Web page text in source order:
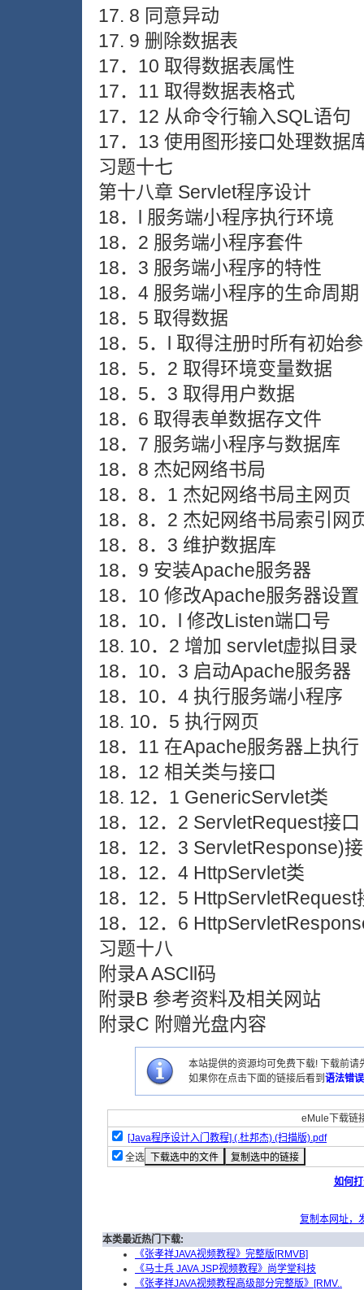
17. 8 同意异动
17. 9 删除数据表
17．10 取得数据表属性
17．11 取得数据表格式
17．12 从命令行输入SQL语句
17．13 使用图形接口处理数据
习题十七
第十八章 Servlet程序设计
18．l 服务端小程序执行环境
18．2 服务端小程序套件
18．3 服务端小程序的特性
18．4 服务端小程序的生命周期
18．5 取得数据
18．5．l 取得注册时所有初始
18．5．2 取得环境变量数据
18．5．3 取得用户数据
18．6 取得表单数据存文件
18．7 服务端小程序与数据库
18．8 杰妃网络书局
18．8．1 杰妃网络书局主网页
18．8．2 杰妃网络书局索引网
18．8．3 维护数据库
18．9 安装Apache服务器
18．10 修改Apache服务器设置
18．10．l 修改Listen端口号
18. 10．2 增加 servlet虚拟目录
18．10．3 启动Apache服务器
18．10．4 执行服务端小程序
18. 10．5 执行网页
18．11 在Apache服务器上执行
18．12 相关类与接口
18. 12．1 GenericServlet类
18．12．2 ServletRequest接口
18．12．3 ServletResponse)
18．12．4 HttpServlet类
18．12．5 HttpServletRequest
18．12．6
习题十八
附录A ASCll码
附录B 参考资料及相关网站
附录C 附赠光盘内容
本站提供的资源均可免费下载! 下载前
如果你在点击下面的链接后看到 语法错误
eMule下载链
[Java程序设计入门教程].(.杜邦杰).(扫描版).pdf
全选
如何
复制本网址，
本类最近热门下载:
《张孝祥JAVA视频教程》完整版[RMVB]
《马士兵 JAVA JSP视频教程》尚学堂科技
《张孝祥JAVA视频教程高级部分完整版》[RMV..